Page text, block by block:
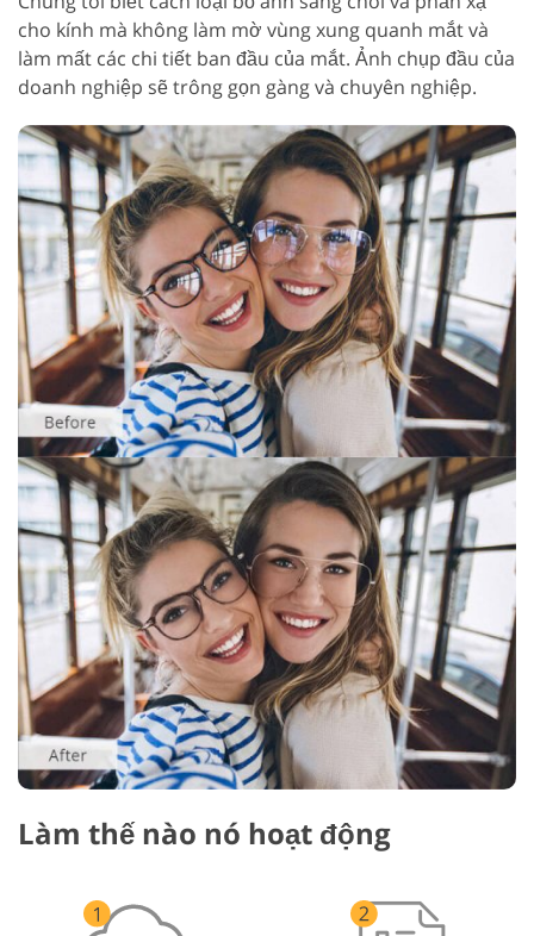
cho kính mà không làm mờ vùng xung quanh mắt và
làm mất các chi tiết ban đầu của mắt. Ảnh chụp đầu của
doanh nghiệp sẽ trông gọn gàng và chuyên nghiệp.
Làm thế nào nó hoạt động